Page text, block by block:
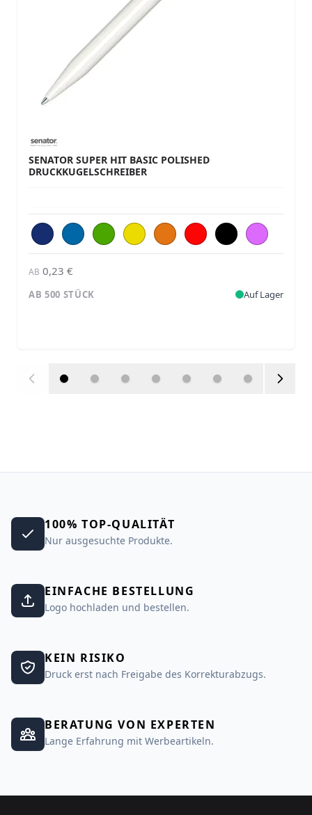
SENATOR SUPER HIT BASIC POLISHED
DRUCKKUGELSCHREIBER
AB 0,23 €
AB 500 STÜCK Auf Lager
100% TOP-QUALITÄT
Nur ausgesuchte Produkte.
EINFACHE BESTELLUNG
Logo hochladen und bestellen.
KEIN RISIKO
Druck erst nach Freigabe des Korrekturabzugs.
BERATUNG VON EXPERTEN
Lange Erfahrung mit Werbeartikeln.